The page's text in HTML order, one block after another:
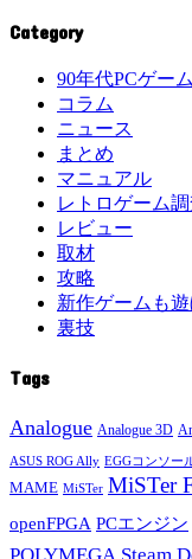
Category
90年代PCゲー
コラム
ニュース
まとめ
マニュアル
レトロゲーム
レビュー
取材
攻略
新作ゲームも遊
裏技
Tags
Analogue Analogue 3D
ASUS ROG Ally EGGコンソー
MAME MiSTer MiSTer
openFPGA PCエンジン